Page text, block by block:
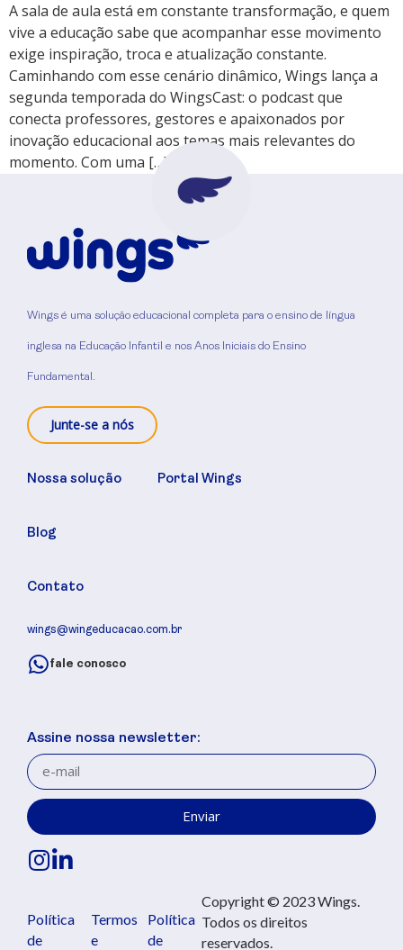
A sala de aula está em constante transformação, e quem
vive a educação sabe que acompanhar esse movimento
exige inspiração, troca e atualização constante.
Caminhando com esse cenário dinâmico, Wings lança a
segunda temporada do WingsCast: o podcast que
conecta professores, gestores e apaixonados por
inovação educacional aos temas mais relevantes do
momento. Com uma […]
Wings é uma solução educacional completa para o ensino de língua
inglesa na Educação Infantil e nos Anos Iniciais do Ensino
Fundamental.
Junte-se a nós
Nossa solução
Blog
Contato
Portal Wings
wings@wingeducacao.com.br
fale conosco
Assine nossa newsletter:
Enviar
Política
de
Termos
e
Política
de
Copyright © 2023 Wings.
Todos os direitos
reservados.